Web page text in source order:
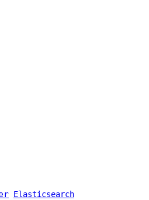
Elasticsearch